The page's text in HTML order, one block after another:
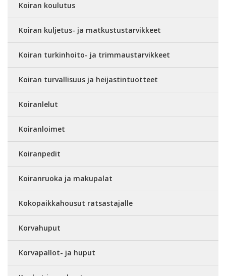
Koiran koulutus
Koiran kuljetus- ja matkustustarvikkeet
Koiran turkinhoito- ja trimmaustarvikkeet
Koiran turvallisuus ja heijastintuotteet
Koiranlelut
Koiranloimet
Koiranpedit
Koiranruoka ja makupalat
Kokopaikkahousut ratsastajalle
Korvahuput
Korvapallot- ja huput